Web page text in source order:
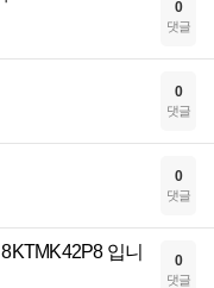
0
댓글
0
댓글
0
댓글
입니
0
댓글